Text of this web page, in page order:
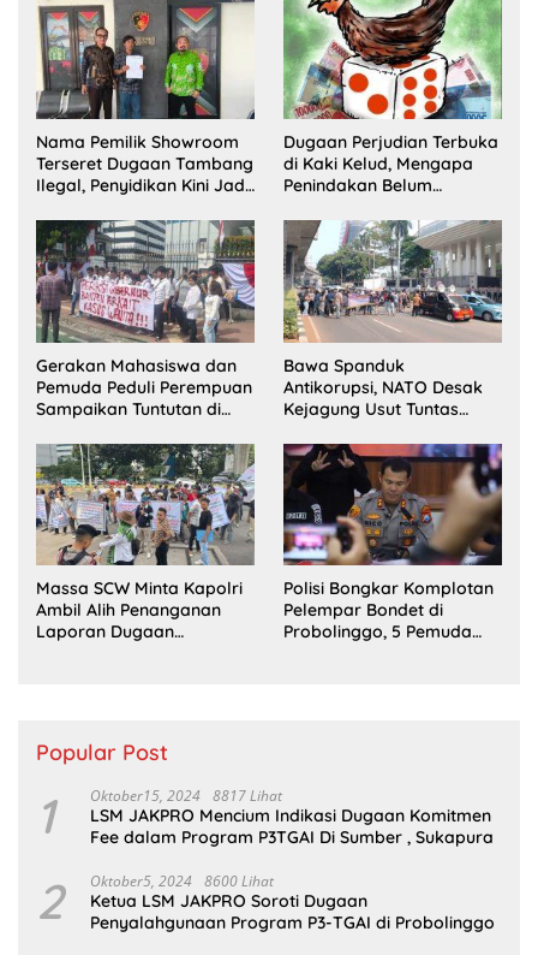
Satu Buron
Pelaksana Kampung
Zakat
Nama Pemilik Showroom
Terseret Dugaan Tambang
Ilegal, Penyidikan Kini Jadi
Dugaan Perjudian Terbuka
di Kaki Kelud, Mengapa
Penindakan Belum
Gerakan Mahasiswa dan
Pemuda Peduli Perempuan
Sampaikan Tuntutan di
Bawa Spanduk
Antikorupsi, NATO Desak
Kejagung Usut Tuntas
Massa SCW Minta Kapolri
Ambil Alih Penanganan
Laporan Dugaan
Polisi Bongkar Komplotan
Pelempar Bondet di
Probolinggo, 5 Pemuda
Popular Post
1 Oktober15, 2024 8817 Lihat
LSM JAKPRO Mencium Indikasi Dugaan Komitmen
Fee dalam Program P3TGAI Di Sumber , Sukapura
2 Oktober5, 2024 8600 Lihat
Ketua LSM JAKPRO Soroti Dugaan
Penyalahgunaan Program P3-TGAI di Probolinggo